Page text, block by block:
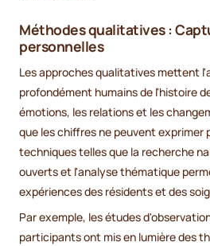
Méthodes qualitatives :
personnelles
Les approches qualitatives mettent
profondément humains de l'histoire
émotions, les relations et les
que les chiffres ne peuvent exprimer
techniques telles que la recherche
ouverts et l'analyse thématique
expériences des résidents et des
Par exemple, les études
participants ont mis en lumière des